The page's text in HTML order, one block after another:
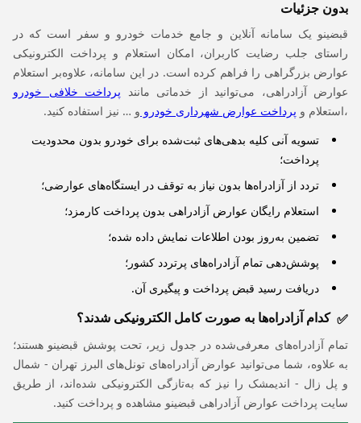
بدون جزئیات
قبضینو یک سامانه آنلاین و جامع خدمات خودرو و سفر است که در
راستای جلب رضایت کاربران، امکان استعلام و پرداخت الکترونیکی
عوارض بزرگراهی را فراهم کرده است. در این سامانه، علاوه‌بر استعلام
عوارض آزادراهی، می‌توانید از خدماتی مانند پرداخت خلافی خودرو
،استعلام و پرداخت عوارض شهرداری خودرو و … نیز استفاده کنید.
تسویه آنی کلیه بدهی‌های ثبت‌شده برای خودرو بدون محدودیت
پرداخت؛
تردد از آزادراه‌ها بدون نیاز به توقف در ایستگاه‌های عوارضی؛
استعلام رایگان عوارض آزادراهی بدون پرداخت کارمزد؛
تضمین به‌روز بودن اطلاعات نمایش داده شده؛
پوشش‌دهی تمام آزادراه‌های پرتردد کشور؛
دریافت رسید قبض پرداخت و پیگیری آن.
کدام آزادراه‌ها به صورت کامل الکترونیکی شدند؟
تمام آزادراه‌های معرفی‌شده در جدول زیر، تحت پوشش قبضینو هستند؛
به علاوه، شما می‌توانید عوارض آزادراه‌های تونل‌های البرز تهران - شمال
و پل زال - اندیمشک را نیز که به‌تازگی الکترونیکی شده‌اند، از طریق
سایت پرداخت عوارض آزادراهی قبضینو مشاهده و پرداخت کنید.